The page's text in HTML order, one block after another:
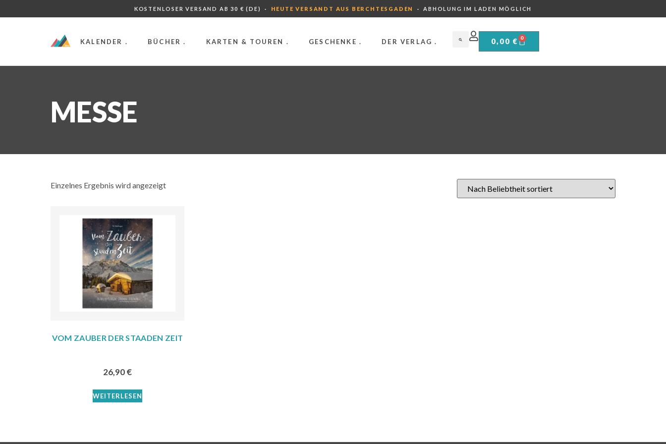
KOSTENLOSER VERSAND AB 30 € (DE) · HEUTE VERSANDT AUS BERCHTESGADEN · ABHOLUNG IM LADEN MÖGLICH
KALENDER . BÜCHER . KARTEN & TOUREN . GESCHENKE . DER VERLAG . 0,00 € 0
MESSE
Einzelnes Ergebnis wird angezeigt
VOM ZAUBER DER STAADEN ZEIT
26,90€
WEITERLESEN